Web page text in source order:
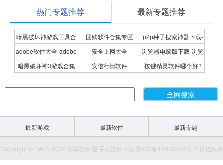
热门专题推荐 最新专题推荐
暗黑破坏神游戏工具合
集
团购软件合集专区
p2p种子搜索神器下载-
P2P种子搜索神器专题
adobe软件大全-adobe
全系列软件下载-adobe
安全上网大全
浏览器电脑版下载-浏览
器下载合集
暗黑破坏神3游戏合集 安信行情软件
按键精灵软件哪个好?
最新游戏 最新软件 最新专题
Copyright © 1997- 2026 华军软件园 手机软件下载 苏ICP备16008348号 不良信息举